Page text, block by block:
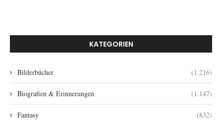
KATEGORIEN
Bilderbücher (1.216)
Biografien & Erinnerungen (1.147)
Fantasy (832)